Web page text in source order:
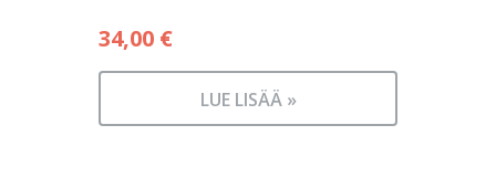
34,00 €
LUE LISÄÄ »